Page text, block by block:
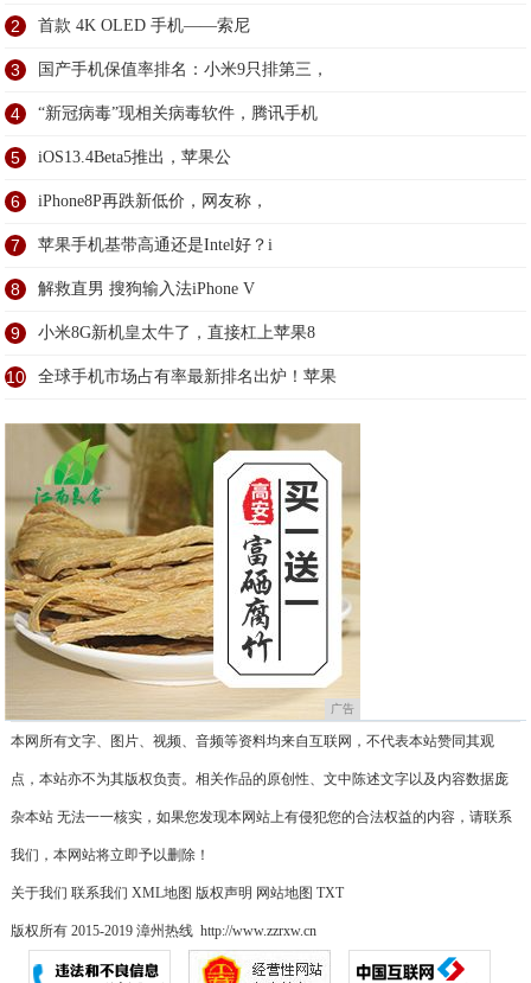
2 首款 4K OLED 手机——索尼
3 国产手机保值率排名：小米9只排第三，
4 “新冠病毒”现相关病毒软件，腾讯手机
5 iOS13.4Beta5推出，苹果公
6 iPhone8P再跌新低价，网友称，
7 苹果手机基带高通还是Intel好？i
8 解救直男 搜狗输入法iPhone V
9 小米8G新机皇太牛了，直接杠上苹果8
10 全球手机市场占有率最新排名出炉！苹果
广告
本网所有文字、图片、视频、音频等资料均来自互联网，不代表本站赞同其观
点，本站亦不为其版权负责。相关作品的原创性、文中陈述文字以及内容数据庞
杂本站 无法一一核实，如果您发现本网站上有侵犯您的合法权益的内容，请联系
我们，本网站将立即予以删除！
关于我们 联系我们 XML地图 版权声明 网站地图 TXT
版权所有 2015-2019 漳州热线 http://www.zzrxw.cn